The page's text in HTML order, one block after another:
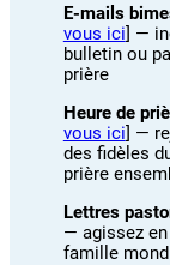
E-mails
vous ici] —
bulletin ou
prière
Heure de
vous ici] —
des fidèles
prière
Lettres
— agissez
famille